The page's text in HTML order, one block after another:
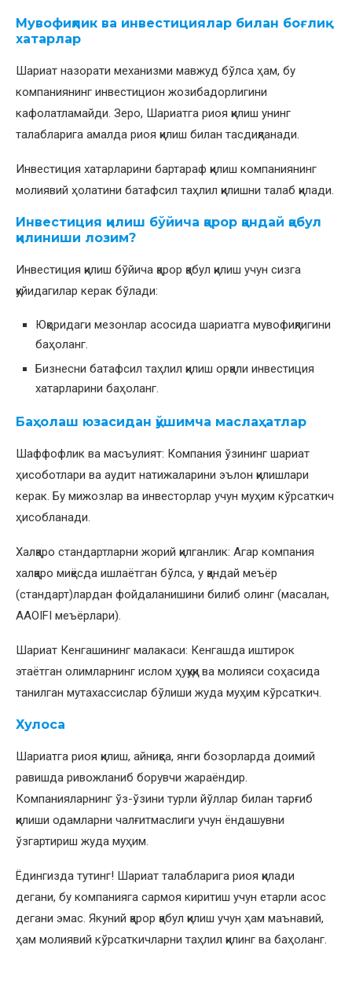
Мувофиқлик ва инвестициялар билан боғлиқ
хатарлар
Шариат назорати механизми мавжуд бўлса ҳам, бу
компаниянинг инвестицион жозибадорлигини
кафолатламайди. Зеро, Шариатга риоя қилиш унинг
талабларига амалда риоя қилиш билан тасдиқланади.
Инвестиция хатарларини бартараф қилиш компаниянинг
молиявий ҳолатини батафсил таҳлил қилишни талаб қилади.
Инвестиция қилиш бўйича қарор қандай қабул
қилиниши лозим?
Инвестиция қилиш бўйича қарор қабул қилиш учун сизга
қуйидагилар керак бўлади:
Юқоридаги мезонлар асосида шариатга мувофиқлигини
баҳоланг.
Бизнесни батафсил таҳлил қилиш орқали инвестиция
хатарларини баҳоланг.
Баҳолаш юзасидан қўшимча маслаҳатлар
Шаффофлик ва масъулият: Компания ўзининг шариат
ҳисоботлари ва аудит натижаларини эълон қилишлари
керак. Бу мижозлар ва инвесторлар учун муҳим кўрсаткич
ҳисобланади.
Халқаро стандартларни жорий қилганлик: Агар компания
халқаро миқёсда ишлаётган бўлса, у қандай меъёр
(стандарт)лардан фойдаланишини билиб олинг (масалан,
AAOIFI меъёрлари).
Шариат Кенгашининг малакаси: Кенгашда иштирок
этаётган олимларнинг ислом ҳуқуқи ва молияси соҳасида
танилган мутахассислар бўлиши жуда муҳим кўрсаткич.
Хулоса
Шариатга риоя қилиш, айниқса, янги бозорларда доимий
равишда ривожланиб борувчи жараёндир.
Компанияларнинг ўз-ўзини турли йўллар билан тарғиб
қилиши одамларни чалғитмаслиги учун ёндашувни
ўзгартириш жуда муҳим.
Ёдингизда тутинг! Шариат талабларига риоя қилади
дегани, бу компанияга сармоя киритиш учун етарли асос
дегани эмас. Якуний қарор қабул қилиш учун ҳам маънавий,
ҳам молиявий кўрсаткичларни таҳлил қилинг ва баҳоланг.